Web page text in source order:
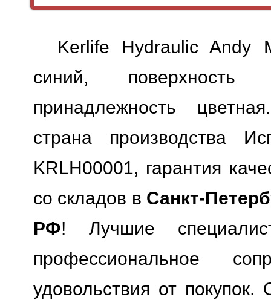
Kerlife Hydraulic Andy
синий, поверхность
принадлежность
страна производства
KRLH00001, гарантия
со складов в Санкт-
РФ! Лучшие
профессиональное
удовольствия от